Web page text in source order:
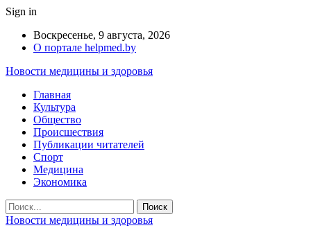
Sign in
Воскресенье, 9 августа, 2026
О портале helpmed.by
Новости медицины и здоровья
Главная
Культура
Общество
Происшествия
Публикации читателей
Спорт
Медицина
Экономика
Новости медицины и здоровья